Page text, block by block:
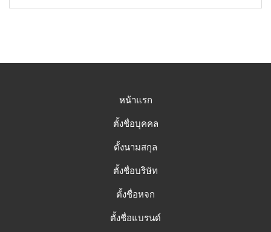
หน้าแรก
ตั้งชื่อบุคคล
ตั้งนามสกุล
ตั้งชื่อบริษัท
ตั้งชื่อหจก
ตั้งชื่อแบรนด์